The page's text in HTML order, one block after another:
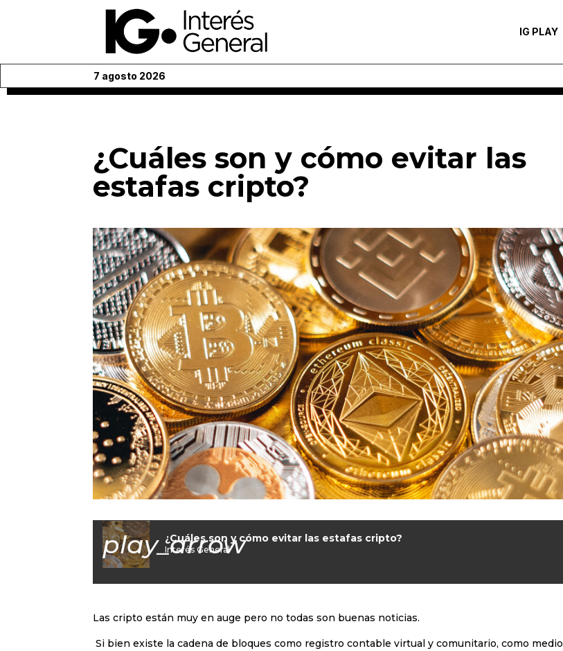
IG PLAY
7 agosto 2026
¿Cuáles son y cómo evitar las
estafas cripto?
play_arrow
¿Cuáles son y cómo evitar las estafas cripto?
Interés General
Las cripto están muy en auge pero no todas son buenas noticias.
Si bien existe la cadena de bloques como registro contable virtual y comunitario, como medio